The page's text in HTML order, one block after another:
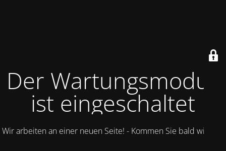
Der Wartungsmodus
ist eingeschaltet
Wir arbeiten an einer neuen Seite! - Kommen Sie bald wieder.